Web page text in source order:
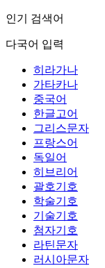
인기 검색어
다국어 입력
히라가나
가타카나
중국어
한글고어
그리스문자
프랑스어
독일어
히브리어
괄호기호
학술기호
기술기호
첨자기호
라틴문자
러시아문자